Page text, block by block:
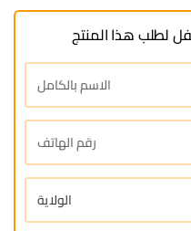
لطلب هذا المنتج